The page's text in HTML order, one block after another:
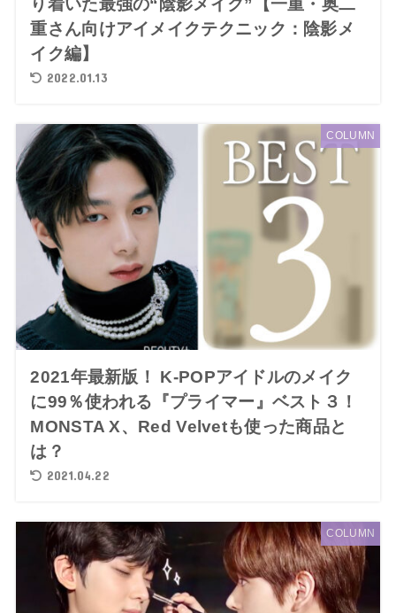
重さん向けアイメイクテクニック：陰影メ
イク編】
2022.01.13
COLUMN
2021年最新版！ K-POPアイドルのメイク
に99％使われる『プライマー』ベスト３！
MONSTA X、Red Velvetも使った商品と
は？
2021.04.22
COLUMN